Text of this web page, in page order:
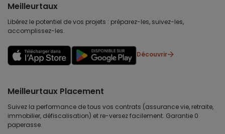
Meilleurtaux
Libérez le potentiel de vos projets : préparez-les, suivez-les,
accomplissez-les.
Découvrir
Meilleurtaux Placement
Suivez la performance de tous vos contrats (assurance vie, retraite,
immobilier, défiscalisation) et re-versez facilement. Garantie 0
paperasse.